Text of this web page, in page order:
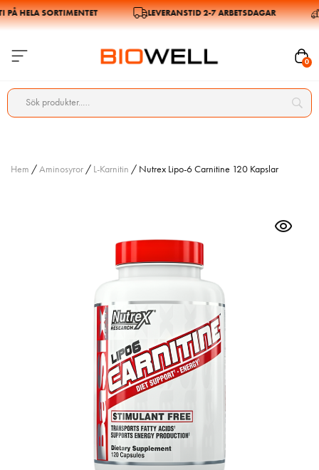
HELA SORTIMENTET LEVERANSTID 2-7 ARBETSDAGAR
0
Hem /Aminosyror / L-Karnitin / Nutrex Lipo-6 Carnitine 120 Kapslar